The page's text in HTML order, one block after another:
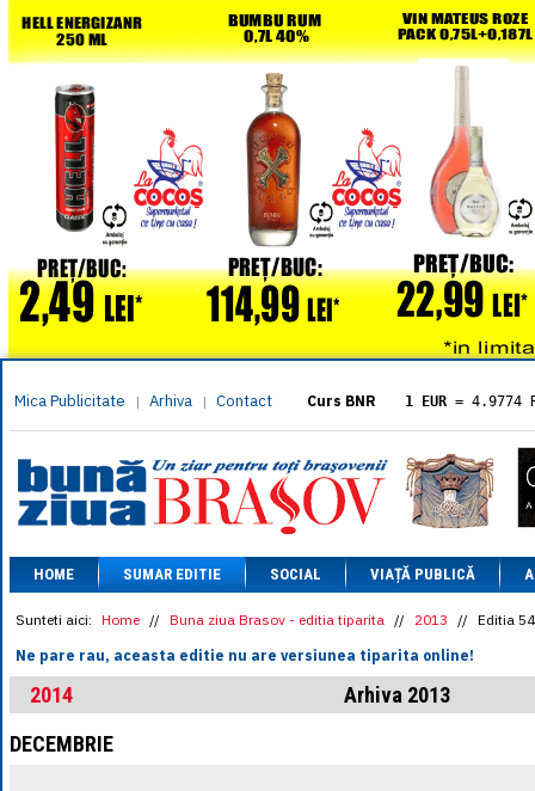
Mica Publicitate | Arhiva | Contact Curs BNR 1 EUR = 4.9774
= 5.8304
1 XAU= 464.4611
1 AED= 1.1933
1 AUD= 2.7957
1 BGN= 2.5449
1 CAD= 3.1559
1 CHF= 5.2813
1 CNY = 0.6015
1 DKK= 0.6668
1 EGP= 0.0860
1 HUF= 1.2223
HOME SUMAR EDITIE SOCIAL VIAȚĂ PUBLICĂ
Sunteti aici: Home // Buna ziua Brasov - editia tiparita // 2013 // Editia
Ne pare rau, aceasta editie nu are versiunea tiparita online!
2014
Arhiva 2013
DECEMBRIE